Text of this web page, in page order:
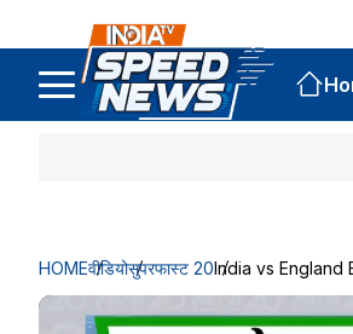
HOMEवीडियोसुपरफास्ट 20India vs England